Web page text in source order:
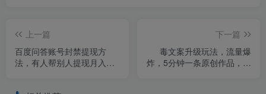
上一篇
百度问答账号封禁提现方
法，有人帮别人提现月入过
下一篇
毒文案升级玩法，流量爆
炸，5分钟一条原创作品，单